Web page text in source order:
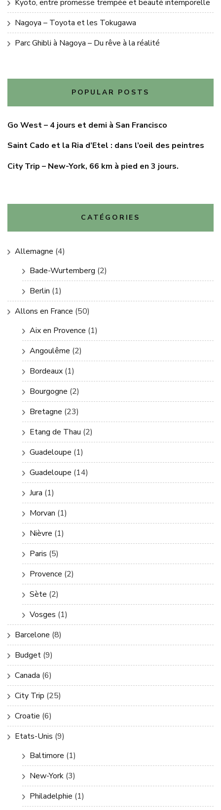
Kyoto, entre promesse trempée et beauté intemporelle
Nagoya – Toyota et les Tokugawa
Parc Ghibli à Nagoya – Du rêve à la réalité
POPULAR POSTS
Go West – 4 jours et demi à San Francisco
Saint Cado et la Ria d’Etel : dans l’oeil des peintres
City Trip – New-York, 66 km à pied en 3 jours.
CATÉGORIES
Allemagne (4)
Bade-Wurtemberg (2)
Berlin (1)
Allons en France (50)
Aix en Provence (1)
Angoulême (2)
Bordeaux (1)
Bourgogne (2)
Bretagne (23)
Etang de Thau (2)
Guadeloupe (1)
Guadeloupe (14)
Jura (1)
Morvan (1)
Nièvre (1)
Paris (5)
Provence (2)
Sète (2)
Vosges (1)
Barcelone (8)
Budget (9)
Canada (6)
City Trip (25)
Croatie (6)
Etats-Unis (9)
Baltimore (1)
New-York (3)
Philadelphie (1)